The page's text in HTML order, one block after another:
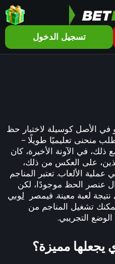
تسجيل الدخول
في الأصل كوسيلة لاختبار حظ
منحنى تعليميًا طويلًا –
في الآونة الأخيرة، كان
على العكس من ذلك،
الألعاب. تعتبر المناجم
عنصر الحظ موجودًا، لكن
لعبة معينة. فيمصر لوبي
تشغيل المناجم من
التجريبي.
يجعلها مميزة؟